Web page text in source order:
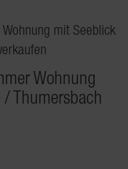
Wohnung
Thumersbach